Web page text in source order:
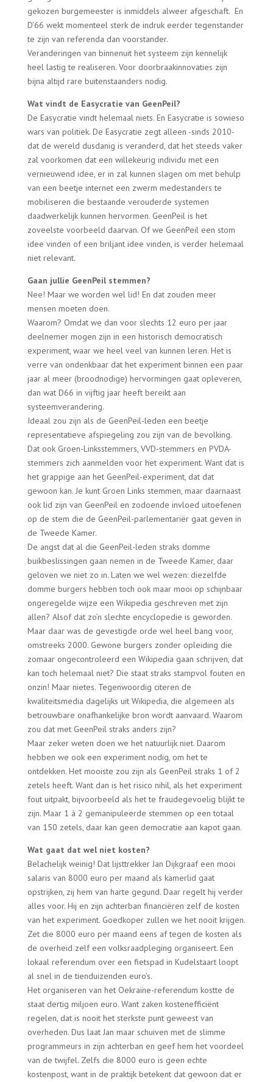
gekozen burgemeester is inmiddels alweer afgeschaft. En
D’66 wekt momenteel sterk de indruk eerder tegenstander
te zijn van referenda dan voorstander.
Veranderingen van binnenuit het systeem zijn kennelijk
heel lastig te realiseren. Voor doorbraakinnovaties zijn
bijna altijd rare buitenstaanders nodig.
Wat vindt de Easycratie van GeenPeil?
De Easycratie vindt helemaal niets. En Easycratie is sowieso
wars van politiek. De Easycratie zegt alleen -sinds 2010-
dat de wereld dusdanig is veranderd, dat het steeds vaker
zal voorkomen dat een willekeurig individu met een
vernieuwend idee, er in zal kunnen slagen om met behulp
van een beetje internet een zwerm medestanders te
mobiliseren die bestaande verouderde systemen
daadwerkelijk kunnen hervormen. GeenPeil is het
zoveelste voorbeeld daarvan. Of we GeenPeil een stom
idee vinden of een briljant idee vinden, is verder helemaal
niet relevant.
Gaan jullie GeenPeil stemmen?
Nee! Maar we worden wel lid! En dat zouden meer
mensen moeten doen.
Waarom? Omdat we dan voor slechts 12 euro per jaar
deelnemer mogen zijn in een historisch democratisch
experiment, waar we heel veel van kunnen leren. Het is
verre van ondenkbaar dat het experiment binnen een paar
jaar al meer (broodnodige) hervormingen gaat opleveren,
dan wat D66 in vijftig jaar heeft bereikt aan
systeemverandering.
Ideaal zou zijn als de GeenPeil-leden een beetje
representatieve afspiegeling zou zijn van de bevolking.
Dat ook Groen-Linksstemmers, VVD-stemmers en PVDA-
stemmers zich aanmelden voor het experiment. Want dat is
het grappige aan het GeenPeil-experiment, dat dat
gewoon kan. Je kunt Groen Links stemmen, maar daarnaast
ook lid zijn van GeenPeil en zodoende invloed uitoefenen
op de stem die de GeenPeil-parlementariër gaat geven in
de Tweede Kamer.
De angst dat al die GeenPeil-leden straks domme
buikbeslissingen gaan nemen in de Tweede Kamer, daar
geloven we niet zo in. Laten we wel wezen: diezelfde
domme burgers hebben toch ook maar mooi op schijnbaar
ongeregelde wijze een Wikipedia geschreven met zijn
allen? Alsof dat zo’n slechte encyclopedie is geworden.
Maar daar was de gevestigde orde wel heel bang voor,
omstreeks 2000. Gewone burgers zonder opleiding die
zomaar ongecontroleerd een Wikipedia gaan schrijven, dat
kan toch helemaal niet? Die staat straks stampvol fouten en
onzin! Maar nietes. Tegenwoordig citeren de
kwaliteitsmedia dagelijks uit Wikipedia, die algemeen als
betrouwbare onafhankelijke bron wordt aanvaard. Waarom
zou dat met GeenPeil straks anders zijn?
Maar zeker weten doen we het natuurlijk niet. Daarom
hebben we ook een experiment nodig, om het te
ontdekken. Het mooiste zou zijn als GeenPeil straks 1 of 2
zetels heeft. Want dan is het risico nihil, als het experiment
fout uitpakt, bijvoorbeeld als het te fraudegevoelig blijkt te
zijn. Maar 1 à 2 gemanipuleerde stemmen op een totaal
van 150 zetels, daar kan geen democratie aan kapot gaan.
Wat gaat dat wel niet kosten?
Belachelijk weinig! Dat lijsttrekker Jan Dijkgraaf een mooi
salaris van 8000 euro per maand als kamerlid gaat
opstrijken, zij hem van harte gegund. Daar regelt hij verder
alles voor. Hij en zijn achterban financiëren zelf de kosten
van het experiment. Goedkoper zullen we het nooit krijgen.
Zet die 8000 euro per maand eens af tegen de kosten als
de overheid zelf een volksraadpleging organiseert. Een
lokaal referendum over een fietspad in Kudelstaart loopt
al snel in de tienduizenden euro’s.
Het organiseren van het Oekraïne-referendum kostte de
staat dertig miljoen euro. Want zaken kostenefficiënt
regelen, dat is nooit het sterkste punt geweest van
overheden. Dus laat Jan maar schuiven met de slimme
programmeurs in zijn achterban en geef hem het voordeel
van de twijfel. Zelfs die 8000 euro is geen echte
kostenpost, want in de praktijk betekent dat gewoon dat er